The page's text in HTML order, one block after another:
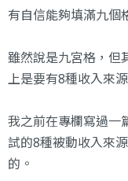
有自信能夠填滿九個
雖然說是九宮格，但
上是要有8種收入來
我之前在專欄寫過一
試的8種被動收入來源
的。